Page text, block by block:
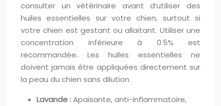
consulter un vétérinaire avant d’utiliser des
huiles essentielles sur votre chien, surtout si
votre chien est gestant ou allaitant. Utiliser une
concentration inférieure à 0.5% est
recommandée. Les huiles essentielles ne
doivent jamais être appliquées directement sur
la peau du chien sans dilution.
Lavande :Apaisante, anti-inflammatoire,